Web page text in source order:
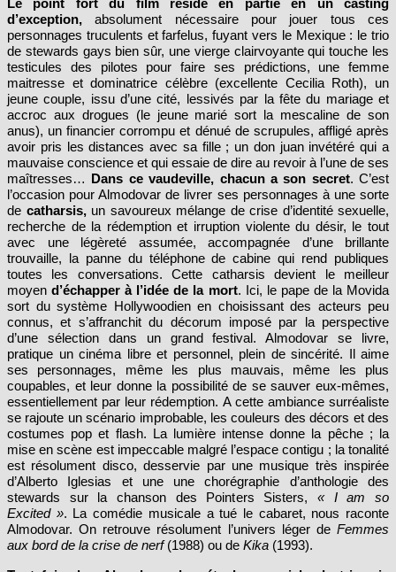
personnages truculents et farfelus, fuyant vers le Mexique : le trio
de stewards gays bien sûr, une vierge clairvoyante qui touche les
testicules des pilotes pour faire ses prédictions, une femme
maitresse et dominatrice célèbre (excellente Cecilia Roth), un
jeune couple, issu d’une cité, lessivés par la fête du mariage et
accroc aux drogues (le jeune marié sort la mescaline de son
anus), un financier corrompu et dénué de scrupules, affligé après
avoir pris les distances avec sa fille ; un don juan invétéré qui a
mauvaise conscience et qui essaie de dire au revoir à l’une de ses
maîtresses…Dans ce vaudeville, chacun a son secret. C’est
l’occasion pour Almodovar de livrer ses personnages à une sorte
decatharsis, un savoureux mélange de crise d’identité sexuelle,
recherche de la rédemption et irruption violente du désir, le tout
avec une légèreté assumée, accompagnée d’une brillante
trouvaille, la panne du téléphone de cabine qui rend publiques
toutes les conversations. Cette catharsis devient le meilleur
moyend’échapper à l’idée de la mort. Ici, le pape de la Movida
sort du système Hollywoodien en choisissant des acteurs peu
connus, et s’affranchit du décorum imposé par la perspective
d’une sélection dans un grand festival. Almodovar se livre,
pratique un cinéma libre et personnel, plein de sincérité. Il aime
ses personnages, même les plus mauvais, même les plus
coupables, et leur donne la possibilité de se sauver eux-mêmes,
essentiellement par leur rédemption. A cette ambiance surréaliste
se rajoute un scénario improbable, les couleurs des décors et des
costumes pop et flash. La lumière intense donne la pêche ; la
mise en scène est impeccable malgré l’espace contigu ; la tonalité
est résolument disco, desservie par une musique très inspirée
d’Alberto Iglesias et une une chorégraphie d’anthologie des
stewards sur la chanson des Pointers Sisters,« I am so
Excited »
. La comédie musicale a tué le cabaret, nous raconte
Almodovar. On retrouve résolument l’univers léger de Femmes
aux bord de la crise de nerf(1988) ou de Kika(1993).
Toutefois chez Almodovar, la métaphore sociale n’est jamais